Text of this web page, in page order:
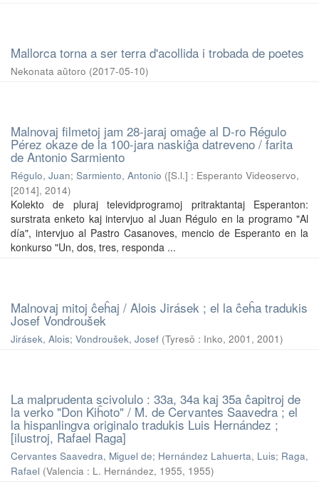
Mallorca torna a ser terra d'acollida i trobada de poetes
Nekonata aŭtoro (2017-05-10)
Malnovaj filmetoj jam 28-jaraj omaĝe al D-ro Régulo
Pérez okaze de la 100-jara naskiĝa datreveno / farita
de Antonio Sarmiento
Régulo, Juan; Sarmiento, Antonio ([S.l.] : Esperanto Videoservo,
[2014], 2014)
Kolekto de pluraj televidprogramoj pritraktantaj Esperanton:
surstrata enketo kaj intervjuo al Juan Régulo en la programo "Al
día", intervjuo al Pastro Casanoves, mencio de Esperanto en la
konkurso "Un, dos, tres, responda ...
Malnovaj mitoj ĉeĥaj / Alois Jirásek ; el la ĉeĥa tradukis
Josef Vondroušek
Jirásek, Alois; Vondroušek, Josef (Tyresö : Inko, 2001 , 2001)
La malprudenta scivolulo : 33a, 34a kaj 35a ĉapitroj de
la verko "Don Kiĥoto" / M. de Cervantes Saavedra ; el
la hispanlingva originalo tradukis Luis Hernández ;
[ilustroj, Rafael Raga]
Cervantes Saavedra, Miguel de; Hernández Lahuerta, Luis; Raga,
Rafael (Valencia : L. Hernández, 1955, 1955)